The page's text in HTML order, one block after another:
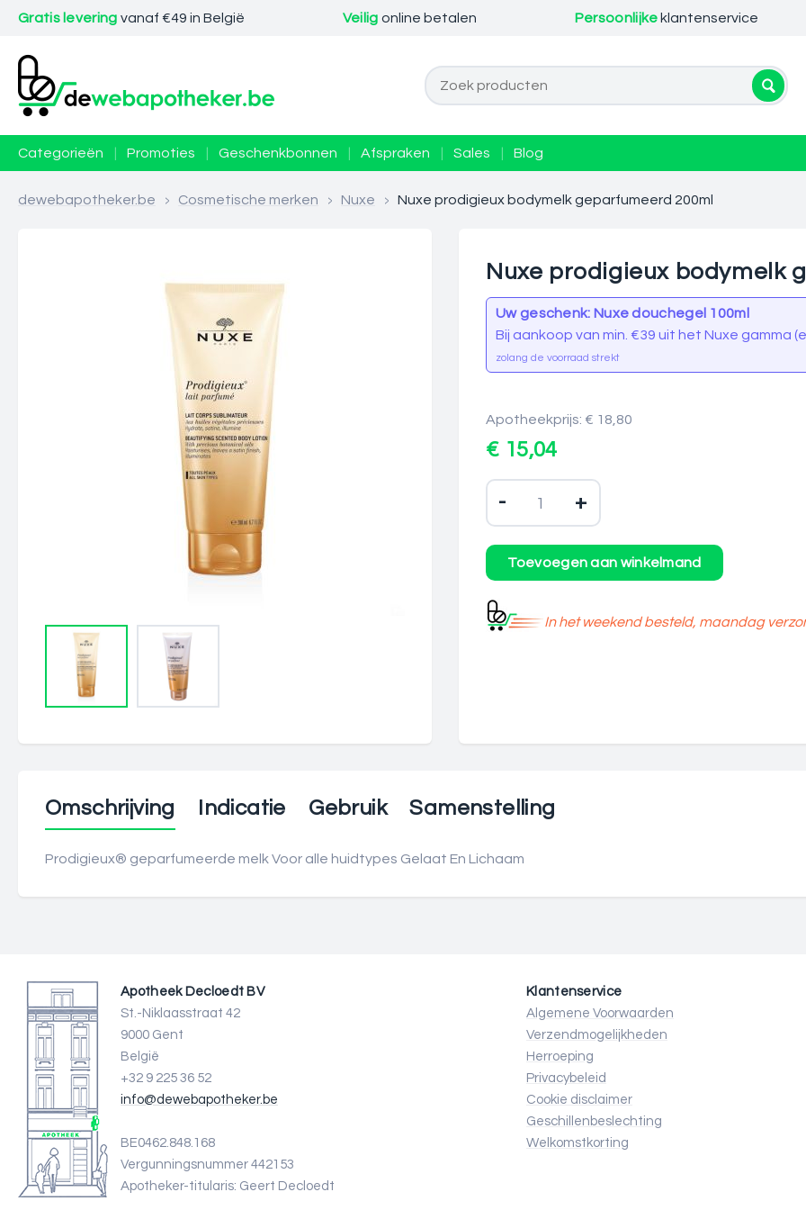
Gratis levering vanaf €49 in België Veilig online betalen Persoonlijke klantenservice
Categorieën Promoties Geschenkbonnen Afspraken Sales Blog
dewebapotheker.be > Cosmetische merken > Nuxe > Nuxe prodigieux bodymelk geparfumeerd 200ml
Nuxe prodigieux bodymelk
Uw geschenk: Nuxe douchegel 100ml
Bij aankoop van min. €39 uit het Nuxe gamma
zolang de voorraad strekt
Apotheekprijs: € 18,80
€ 15,04
- +
In het weekend besteld, maandag
Omschrijving Indicatie Gebruik Samenstelling
Prodigieux® geparfumeerde melk Voor alle huidtypes Gelaat En Lichaam
Apotheek Decloedt BV
St.-Niklaasstraat 42
9000 Gent
België
+32 9 225 36 52
info@dewebapotheker.be
BE0462.848.168
Vergunningsnummer 442153
Apotheker-titularis: Geert Decloedt
Klantenservice
Algemene Voorwaarden
Verzendmogelijkheden
Herroeping
Privacybeleid
Cookie disclaimer
Geschillenbeslechting
Welkomstkorting